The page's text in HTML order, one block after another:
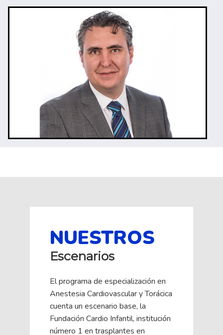
NUESTROS
Escenarios
El programa de especialización en
Anestesia Cardiovascular y Torácica
cuenta un escenario base, la
Fundación Cardio Infantil, institución
número 1 en trasplantes en